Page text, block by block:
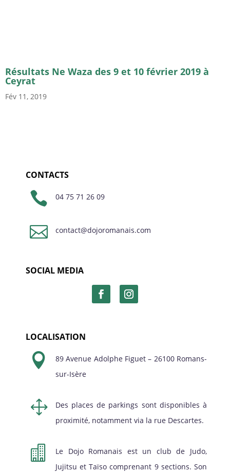
Résultats Ne Waza des 9 et 10 février 2019 à
Ceyrat
Fév 11, 2019
CONTACTS
 04 75 71 26 09
 contact@dojoromanais.com
SOCIAL MEDIA
LOCALISATION

89 Avenue Adolphe Figuet – 26100 Romans-
sur-Isère
1
Des places de parkings sont disponibles à
proximité, notamment via la rue Descartes.

Le Dojo Romanais est un club de Judo,
Jujitsu et Taïso comprenant 9 sections. Son